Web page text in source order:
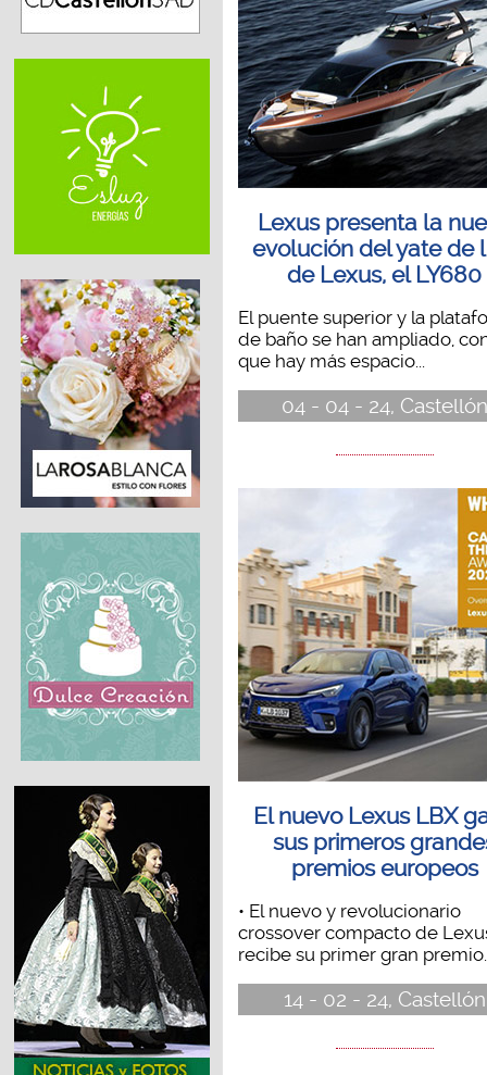
Lexus presenta la
evolución del yate de
de Lexus, el LY680
El puente superior y la
de baño se han ampliado,
que hay más espacio...
04 - 04 - 24, Castellón
El nuevo Lexus LBX
sus primeros
premios europeos
• El nuevo y revolucionario
crossover compacto de
recibe su primer gran
14 - 02 - 24, Castellón